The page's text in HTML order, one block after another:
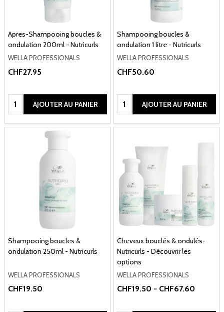
Apres-Shampooing boucles &
ondulation 200ml - Nutricurls
WELLA PROFESSIONALS
CHF27.95
Quantité:AJOUTER AU PANIER
Shampooing boucles &
ondulation 1 litre - Nutricurls
WELLA PROFESSIONALS
CHF50.60
Quantité:AJOUTER AU PANIER
Shampooing boucles &
ondulation 250ml - Nutricurls
WELLA PROFESSIONALS
CHF19.50
Cheveux bouclés & ondulés-
Nutricurls - Découvrir les
options
WELLA PROFESSIONALS
CHF19.50 - CHF67.60